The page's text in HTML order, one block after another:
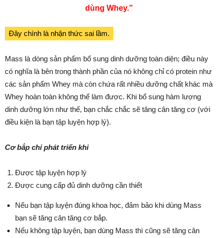
dùng Whey.”
Đây chính là nhận thức sai lầm.
Mass là dòng sản phẩm bổ sung dinh dưỡng toàn diện; điều này
có nghĩa là bên trong thành phần của nó không chỉ có protein như
các sản phẩm Whey mà còn chứa rất nhiều dưỡng chất khác mà
Whey hoàn toàn không thể làm được. Khi bổ sung hàm lượng
dinh dưỡng lớn như thế, bạn chắc chắc sẽ tăng cân tăng cơ (với
điều kiện là bạn tập luyện hợp lý).
Cơ bắp chỉ phát triển khi
Được tập luyện hợp lý
Được cung cấp đủ dinh dưỡng cần thiết
Nếu bạn tập luyện đúng khoa học, đảm bảo khi dùng Mass
bạn sẽ tăng cân tăng cơ bắp.
Nếu không tập luyện, bạn dùng Mass thì cũng sẽ tăng cân